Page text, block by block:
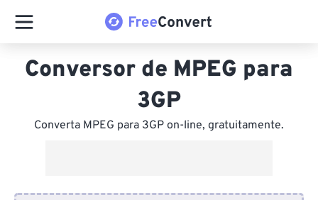
Conversor de MPEG para
3GP
Converta MPEG para 3GP on-line, gratuitamente.